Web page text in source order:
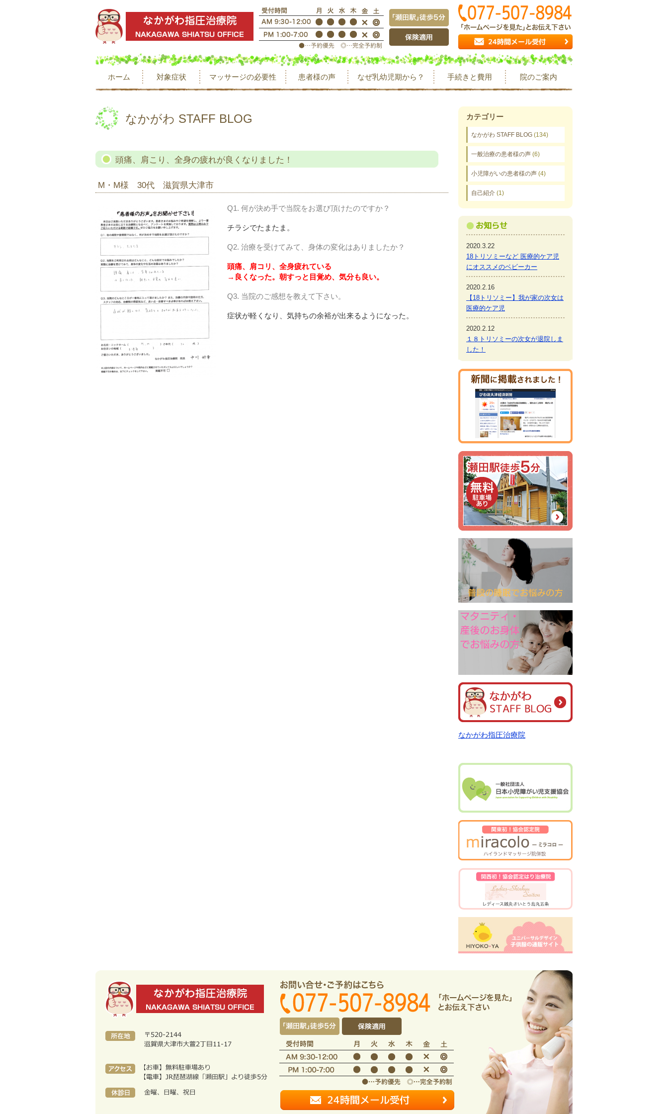
ホーム 対象症状 マッサージの必要性 患者様の声 なぜ乳幼児期から？ 手続きと費用 院のご案内
なかがわ STAFF BLOG
頭痛、肩こり、全身の疲れが良くなりました！
M・M様 30代 滋賀県大津市
Q1. 何が決め手で当院をお選び頂けたのですか？
チラシでたまたま。
Q2. 治療を受けてみて、身体の変化はありましたか？
頭痛、肩コリ、全身疲れている
→良くなった。朝すっと目覚め、気分も良い。
Q3. 当院のご感想を教えて下さい。
症状が軽くなり、気持ちの余裕が出来るようになった。
カテゴリー
なかがわ STAFF BLOG (134)
一般治療の患者様の声 (6)
小児障がいの患者様の声 (4)
自己紹介 (1)
2020.3.22
18トリソミーなど 医療的ケア児
にオススメのベビーカー
2020.2.16
【18トリソミー】我が家の次女は
医療的ケア児
2020.2.12
１８トリソミーの次女が退院しま
した！
なかがわ指圧治療院